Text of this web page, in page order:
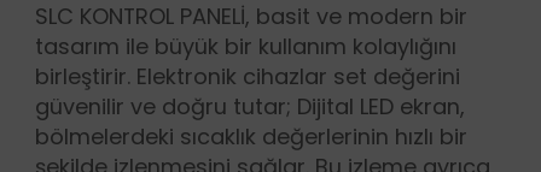
SLC KONTROL PANELİ, basit ve modern bir
tasarım ile büyük bir kullanım kolaylığını
birleştirir. Elektronik cihazlar set değerini
güvenilir ve doğru tutar; Dijital LED ekran,
bölmelerdeki sıcaklık değerlerinin hızlı bir